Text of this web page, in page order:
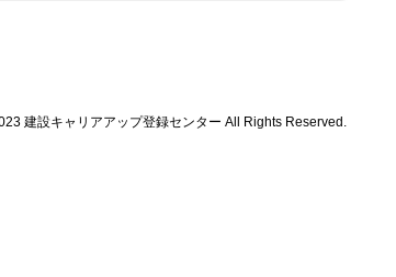
建設キャリアアップ登録センター All Rights Reserved.